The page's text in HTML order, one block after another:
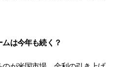
は今年も続く？